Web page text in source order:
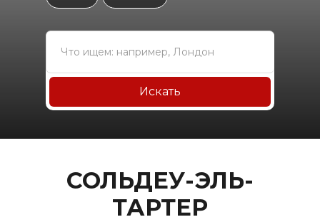
Искать
СОЛЬДЕУ-ЭЛЬ-
ТАРТЕР